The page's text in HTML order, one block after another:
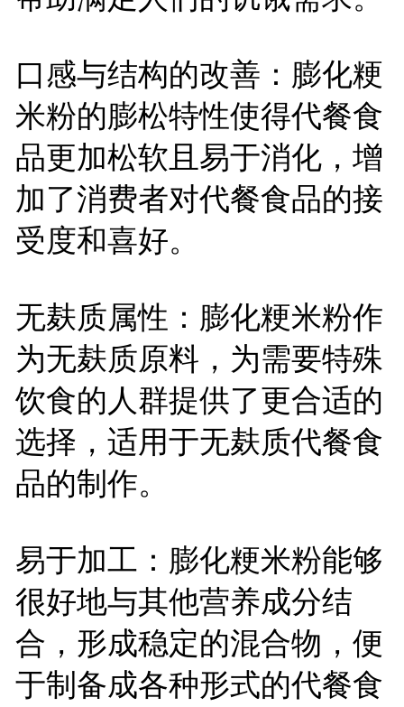
口感与结构的改善：膨化粳
米粉的膨松特性使得代餐食
品更加松软且易于消化，增
加了消费者对代餐食品的接
受度和喜好。
无麸质属性：膨化粳米粉作
为无麸质原料，为需要特殊
饮食的人群提供了更合适的
选择，适用于无麸质代餐食
品的制作。
易于加工：膨化粳米粉能够
很好地与其他营养成分结
合，形成稳定的混合物，便
于制备成各种形式的代餐食